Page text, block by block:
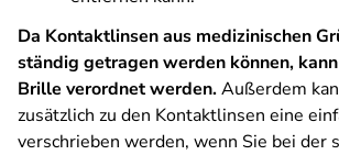
Da Kontaktlinsen aus medizinischen
ständig getragen werden können,
Brille verordnet werden.Außerdem
zusätzlich zu den Kontaktlinsen eine
verschrieben werden, wenn Sie bei der